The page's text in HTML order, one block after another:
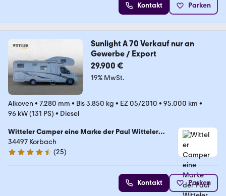
Kontakt Parken
Sunlight A 70 Verkauf nur an
Gewerbe / Export
29.900 €
19% MwSt.
Alkoven • 7.280 mm • Bis 3.850 kg • EZ 05/2010 • 95.000 km •
96 kW (131 PS) • Diesel
Witteler Camper eine Marke der Paul Witteler
Korbach GmbH & Co. KG
34497 Korbach
4.7 Sterne
(25)
Kontakt Parken